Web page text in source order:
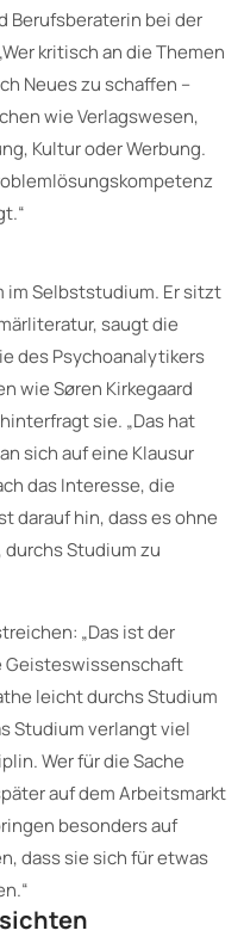
Berufsberaterin bei der
kritisch an die Themen
Neues zu schaffen –
wie Verlagswesen,
Kultur oder Werbung.
im Selbststudium. Er sitzt
saugt die
des Psychoanalytikers
wie Søren Kirkegaard
sie. „Das hat
sich auf eine Klausur
das Interesse, die
darauf hin, dass es ohne
Studium zu
„Das ist der
Geisteswissenschaft
leicht durchs Studium
Studium verlangt viel
Wer für die Sache
auf dem Arbeitsmarkt
besonders auf
dass sie sich für etwas